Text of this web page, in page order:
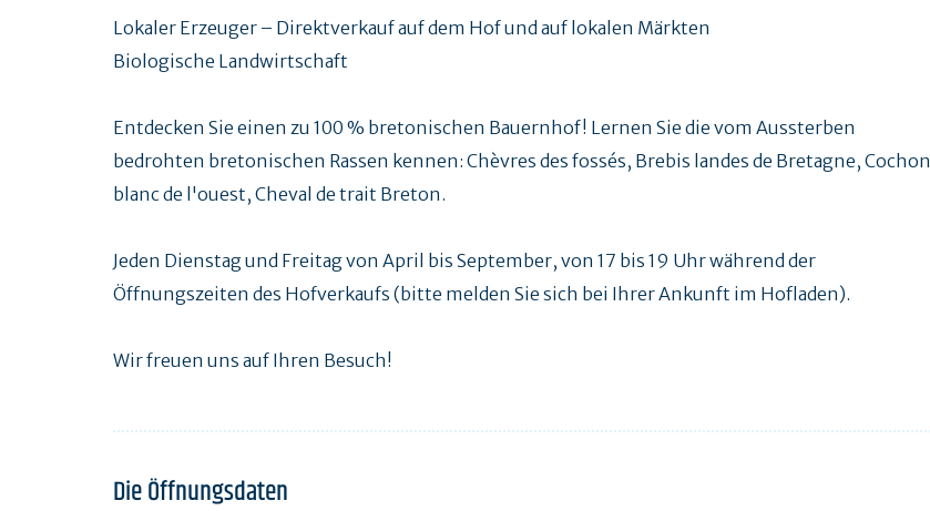
Lokaler Erzeuger – Direktverkauf auf dem Hof und auf lokalen Märkten
Biologische Landwirtschaft
Entdecken Sie einen zu 100 % bretonischen Bauernhof! Lernen Sie die vom Aussterben
bedrohten bretonischen Rassen kennen: Chèvres des fossés, Brebis landes de Bretagne, Cochon
blanc de l'ouest, Cheval de trait Breton.
Jeden Dienstag und Freitag von April bis September, von 17 bis 19 Uhr während der
Öffnungszeiten des Hofverkaufs (bitte melden Sie sich bei Ihrer Ankunft im Hofladen).
Wir freuen uns auf Ihren Besuch!
Die Öffnungsdaten